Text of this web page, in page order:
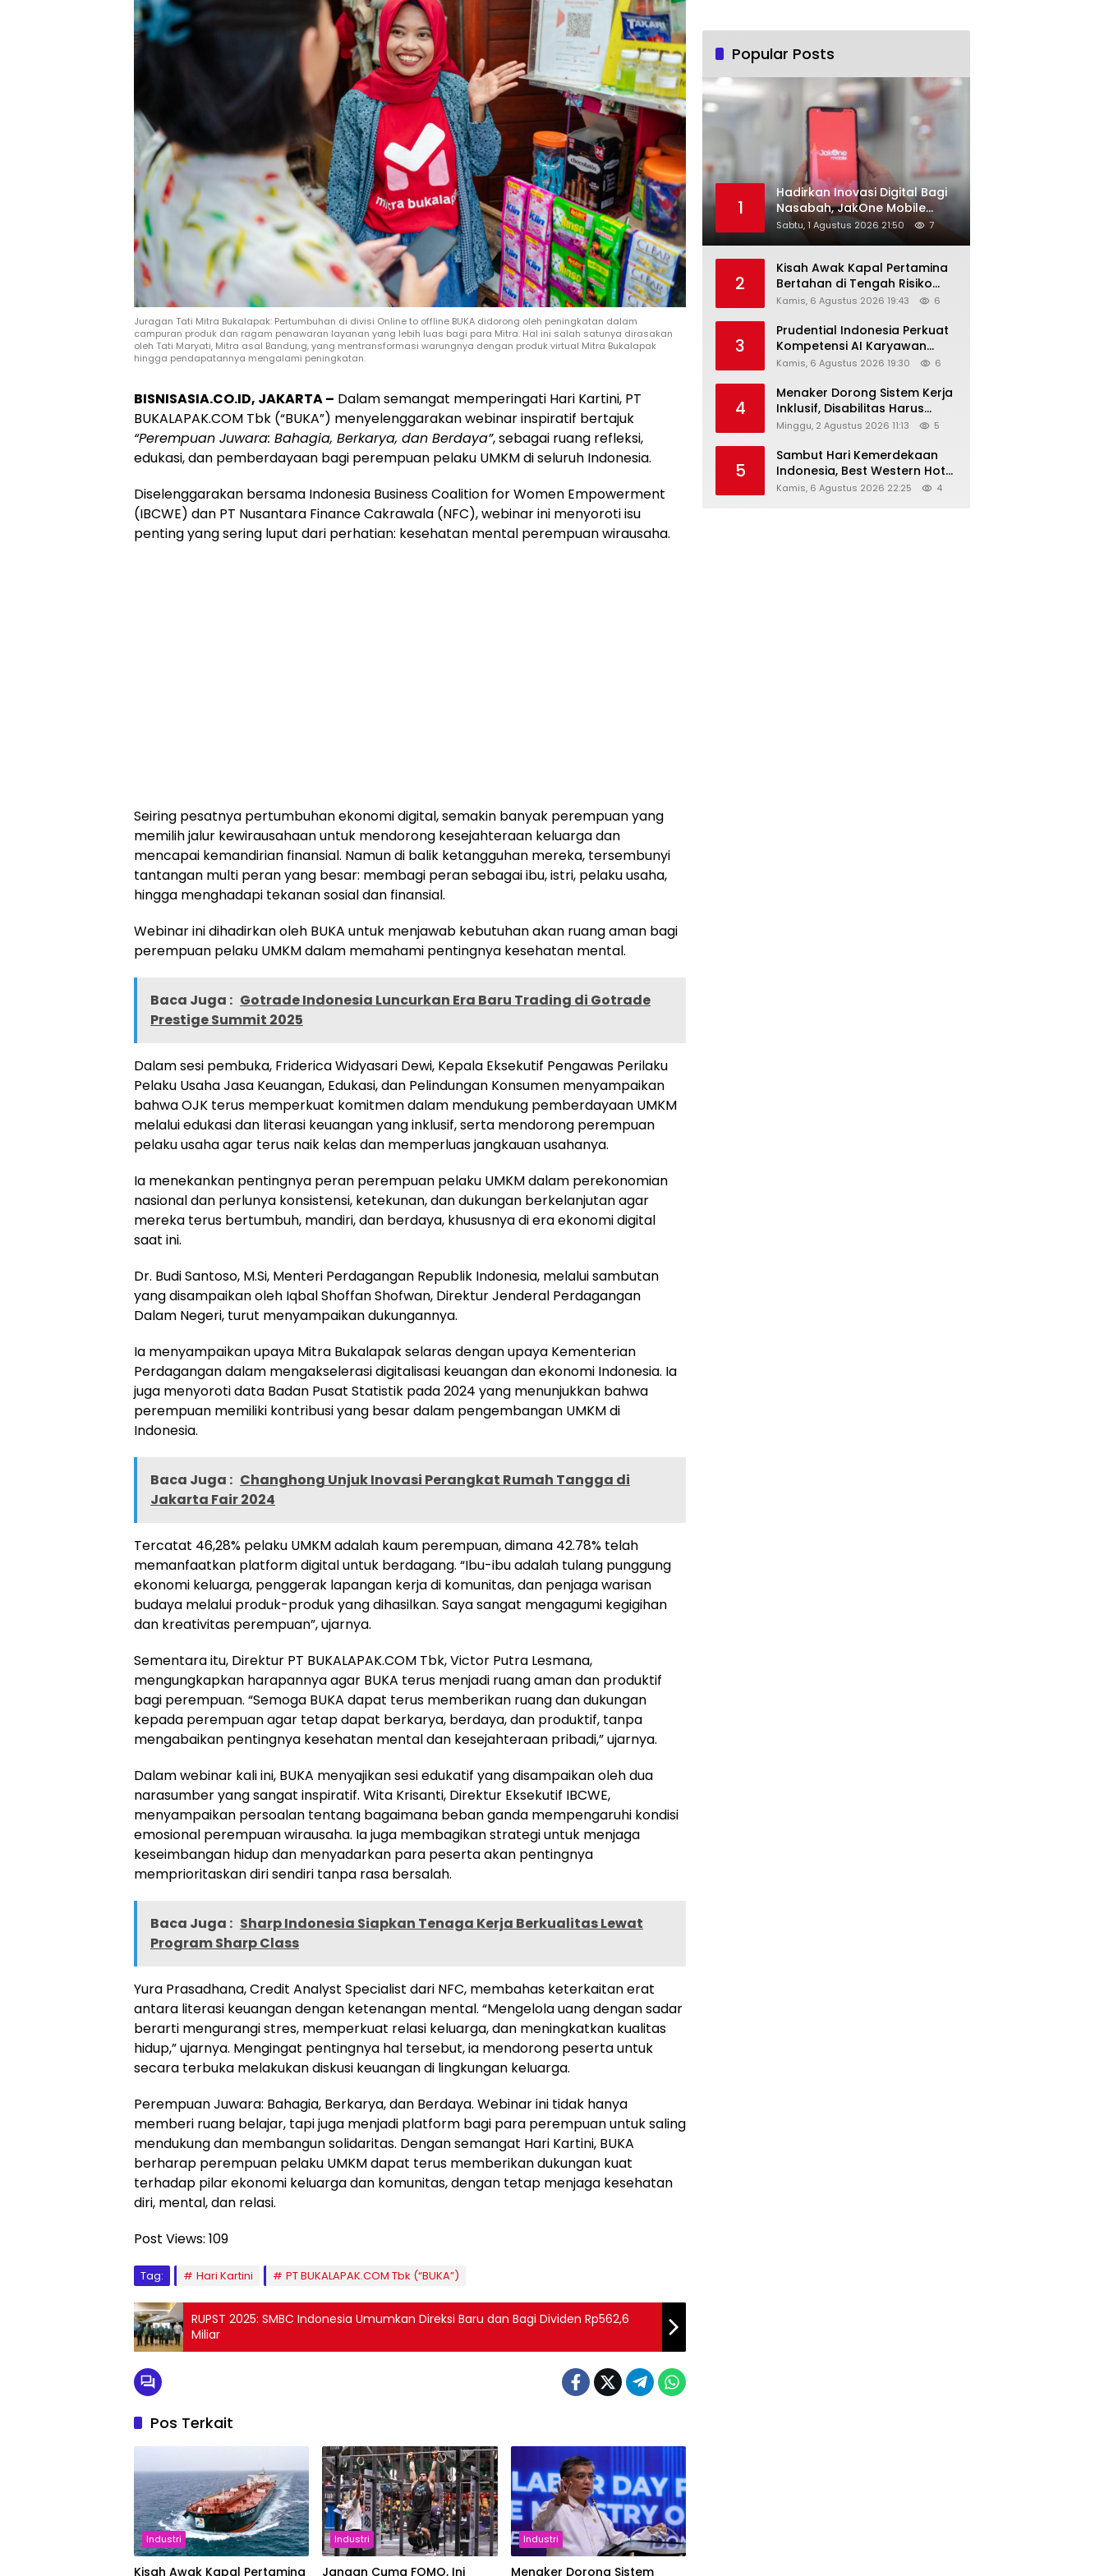
Juragan Tati Mitra Bukalapak: Pertumbuhan di divisi Online to offline BUKA didorong oleh peningkatan dalam
campuran produk dan ragam penawaran layanan yang lebih luas bagi para Mitra. Hal ini salah satunya dirasakan
oleh Tati Maryati, Mitra asal Bandung, yang mentransformasi warungnya dengan produk virtual Mitra Bukalapak
hingga pendapatannya mengalami peningkatan.
BISNISASIA.CO.ID, JAKARTA – Dalam semangat memperingati Hari Kartini, PT
BUKALAPAK.COM Tbk (“BUKA”) menyelenggarakan webinar inspiratif bertajuk
“Perempuan Juwara: Bahagia, Berkarya, dan Berdaya”, sebagai ruang refleksi,
edukasi, dan pemberdayaan bagi perempuan pelaku UMKM di seluruh Indonesia.
Diselenggarakan bersama Indonesia Business Coalition for Women Empowerment
(IBCWE) dan PT Nusantara Finance Cakrawala (NFC), webinar ini menyoroti isu
penting yang sering luput dari perhatian: kesehatan mental perempuan wirausaha.
Seiring pesatnya pertumbuhan ekonomi digital, semakin banyak perempuan yang
memilih jalur kewirausahaan untuk mendorong kesejahteraan keluarga dan
mencapai kemandirian finansial. Namun di balik ketangguhan mereka, tersembunyi
tantangan multi peran yang besar: membagi peran sebagai ibu, istri, pelaku usaha,
hingga menghadapi tekanan sosial dan finansial.
Webinar ini dihadirkan oleh BUKA untuk menjawab kebutuhan akan ruang aman bagi
perempuan pelaku UMKM dalam memahami pentingnya kesehatan mental.
Baca Juga : Gotrade Indonesia Luncurkan Era Baru Trading di Gotrade
Prestige Summit 2025
Dalam sesi pembuka, Friderica Widyasari Dewi, Kepala Eksekutif Pengawas Perilaku
Pelaku Usaha Jasa Keuangan, Edukasi, dan Pelindungan Konsumen menyampaikan
bahwa OJK terus memperkuat komitmen dalam mendukung pemberdayaan UMKM
melalui edukasi dan literasi keuangan yang inklusif, serta mendorong perempuan
pelaku usaha agar terus naik kelas dan memperluas jangkauan usahanya.
Ia menekankan pentingnya peran perempuan pelaku UMKM dalam perekonomian
nasional dan perlunya konsistensi, ketekunan, dan dukungan berkelanjutan agar
mereka terus bertumbuh, mandiri, dan berdaya, khususnya di era ekonomi digital
saat ini.
Dr. Budi Santoso, M.Si, Menteri Perdagangan Republik Indonesia, melalui sambutan
yang disampaikan oleh Iqbal Shoffan Shofwan, Direktur Jenderal Perdagangan
Dalam Negeri, turut menyampaikan dukungannya.
Ia menyampaikan upaya Mitra Bukalapak selaras dengan upaya Kementerian
Perdagangan dalam mengakselerasi digitalisasi keuangan dan ekonomi Indonesia. Ia
juga menyoroti data Badan Pusat Statistik pada 2024 yang menunjukkan bahwa
perempuan memiliki kontribusi yang besar dalam pengembangan UMKM di
Indonesia.
Baca Juga : Changhong Unjuk Inovasi Perangkat Rumah Tangga di
Jakarta Fair 2024
Tercatat 46,28% pelaku UMKM adalah kaum perempuan, dimana 42.78% telah
memanfaatkan platform digital untuk berdagang. “Ibu-ibu adalah tulang punggung
ekonomi keluarga, penggerak lapangan kerja di komunitas, dan penjaga warisan
budaya melalui produk-produk yang dihasilkan. Saya sangat mengagumi kegigihan
dan kreativitas perempuan”, ujarnya.
Sementara itu, Direktur PT BUKALAPAK.COM Tbk, Victor Putra Lesmana,
mengungkapkan harapannya agar BUKA terus menjadi ruang aman dan produktif
bagi perempuan. “Semoga BUKA dapat terus memberikan ruang dan dukungan
kepada perempuan agar tetap dapat berkarya, berdaya, dan produktif, tanpa
mengabaikan pentingnya kesehatan mental dan kesejahteraan pribadi,” ujarnya.
Dalam webinar kali ini, BUKA menyajikan sesi edukatif yang disampaikan oleh dua
narasumber yang sangat inspiratif. Wita Krisanti, Direktur Eksekutif IBCWE,
menyampaikan persoalan tentang bagaimana beban ganda mempengaruhi kondisi
emosional perempuan wirausaha. Ia juga membagikan strategi untuk menjaga
keseimbangan hidup dan menyadarkan para peserta akan pentingnya
memprioritaskan diri sendiri tanpa rasa bersalah.
Baca Juga : Sharp Indonesia Siapkan Tenaga Kerja Berkualitas Lewat
Program Sharp Class
Yura Prasadhana, Credit Analyst Specialist dari NFC, membahas keterkaitan erat
antara literasi keuangan dengan ketenangan mental. “Mengelola uang dengan sadar
berarti mengurangi stres, memperkuat relasi keluarga, dan meningkatkan kualitas
hidup,” ujarnya. Mengingat pentingnya hal tersebut, ia mendorong peserta untuk
secara terbuka melakukan diskusi keuangan di lingkungan keluarga.
Perempuan Juwara: Bahagia, Berkarya, dan Berdaya. Webinar ini tidak hanya
memberi ruang belajar, tapi juga menjadi platform bagi para perempuan untuk saling
mendukung dan membangun solidaritas. Dengan semangat Hari Kartini, BUKA
berharap perempuan pelaku UMKM dapat terus memberikan dukungan kuat
terhadap pilar ekonomi keluarga dan komunitas, dengan tetap menjaga kesehatan
diri, mental, dan relasi.
Post Views: 109
Tag: Hari Kartini PT BUKALAPAK.COM Tbk (“BUKA”)
RUPST 2025: SMBC Indonesia Umumkan Direksi Baru dan Bagi Dividen Rp562,6
Miliar
Pos Terkait
Industri
Kisah Awak Kapal Pertamina
Industri
Jangan Cuma FOMO, Ini
Industri
Menaker Dorong Sistem
Popular Posts
1
Hadirkan Inovasi Digital Bagi
Nasabah, JakOne Mobile
Antar Bank Jakarta Sukses
Raih Digital Excellence
Sabtu, 1 Agustus 2026 21:50 7
2
Kisah Awak Kapal Pertamina
Bertahan di Tengah Risiko
Pelayaran Selat Hormuz
Kamis, 6 Agustus 2026 19:43 6
3
Prudential Indonesia Perkuat
Kompetensi AI Karyawan
Lewat AI Week
Kamis, 6 Agustus 2026 19:30 6
4
Menaker Dorong Sistem Kerja
Inklusif, Disabilitas Harus
Dapat Kesempatan Setara
Minggu, 2 Agustus 2026 11:13 5
5
Sambut Hari Kemerdekaan
Indonesia, Best Western Hotel
Hadirkan The Freedom Stay
Kamis, 6 Agustus 2026 22:25 4